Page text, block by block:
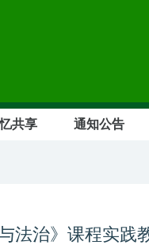
共享 通知公告
法治》课程实践